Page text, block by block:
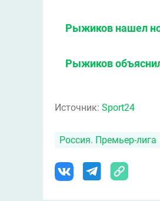
Рыжиков нашел
Рыжиков
Источник: Sport24
Россия. Премьер-лига